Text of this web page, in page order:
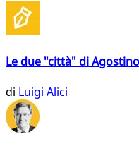
Le due "città" di
di Luigi Alici